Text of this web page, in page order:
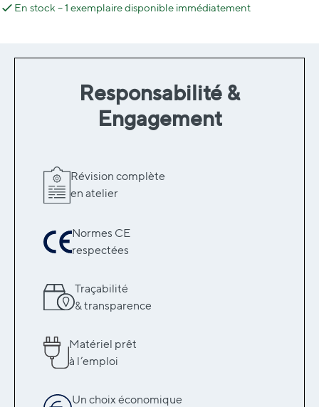
En stock – 1 exemplaire disponible immédiatement
Responsabilité &
Engagement
Révision complète
en atelier
Normes CE
respectées
Traçabilité
& transparence
Matériel prêt
à l’emploi
Un choix économique